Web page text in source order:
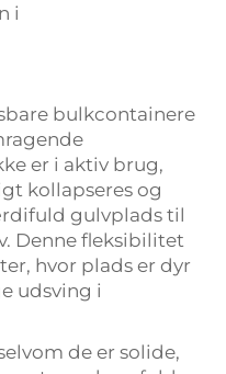
i
bulkcontainere
er i aktiv brug,
kollapseres og
gulvplads til
Denne fleksibilitet
hvor plads er dyr
udsving i
de er solide,